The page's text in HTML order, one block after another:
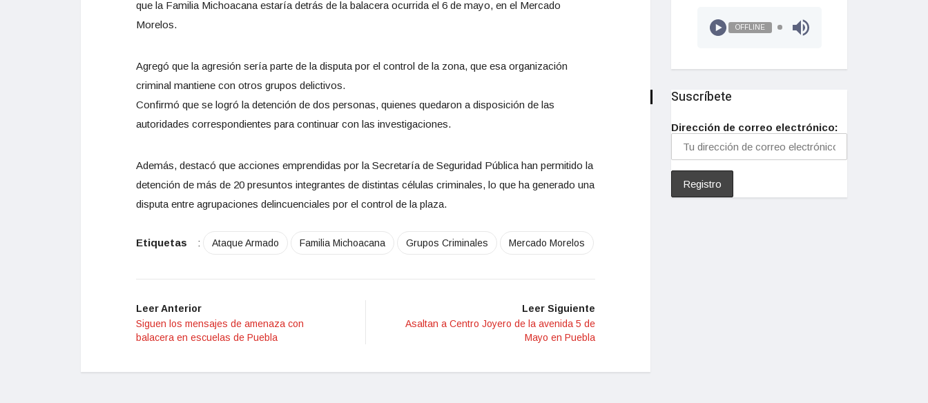
que la Familia Michoacana estaría detrás de la balacera ocurrida el 6 de mayo, en el Mercado
Morelos.
Agregó que la agresión sería parte de la disputa por el control de la zona, que esa organización
criminal mantiene con otros grupos delictivos.
Confirmó que se logró la detención de dos personas, quienes quedaron a disposición de las
autoridades correspondientes para continuar con las investigaciones.
Además, destacó que acciones emprendidas por la Secretaría de Seguridad Pública han permitido la
detención de más de 20 presuntos integrantes de distintas células criminales, lo que ha generado una
disputa entre agrupaciones delincuenciales por el control de la plaza.
Etiquetas : Ataque Armado Familia Michoacana Grupos Criminales Mercado Morelos
Leer Anterior
Siguen los mensajes de amenaza con
balacera en escuelas de Puebla
Leer Siguiente
Asaltan a Centro Joyero de la avenida 5 de
Mayo en Puebla
OFFLINE
Suscríbete
Dirección de correo electrónico: